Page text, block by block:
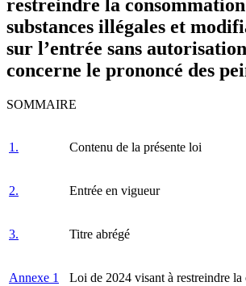
restreindre la
substances illégales et
sur l’entrée sans
concerne le prononcé des
SOMMAIRE
1. Contenu de la présente loi
2. Entrée en vigueur
3. Titre abrégé
Annexe 1 Loi de 2024 visant à restreindre